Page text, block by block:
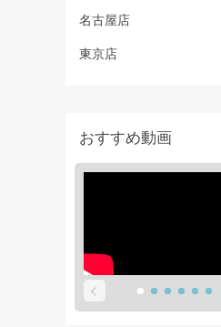
名古屋店
東京店
おすすめ動画